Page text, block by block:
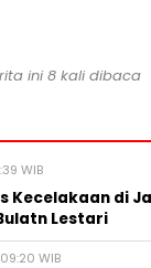
ini 8 kali dibaca
WIB
Kecelakaan di
Lestari
WIB